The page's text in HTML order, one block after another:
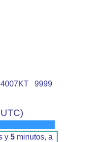
9999
y 5minutos, a